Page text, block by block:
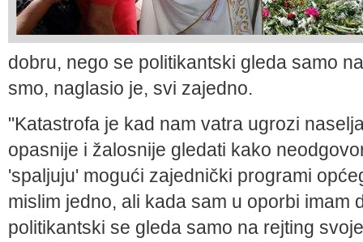
dobru, nego se politikantski gleda samo
smo, naglasio je, svi zajedno.
"Katastrofa je kad nam vatra ugrozi
opasnije i žalosnije gledati kako
'spaljuju' mogući zajednički programi
mislim jedno, ali kada sam u oporbi imam
politikantski se gleda samo na rejting